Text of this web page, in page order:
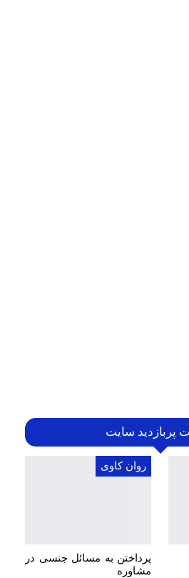
پربازدید سایت
روان کاوی
پرداختن به مسائل جنسی در
مشاوره